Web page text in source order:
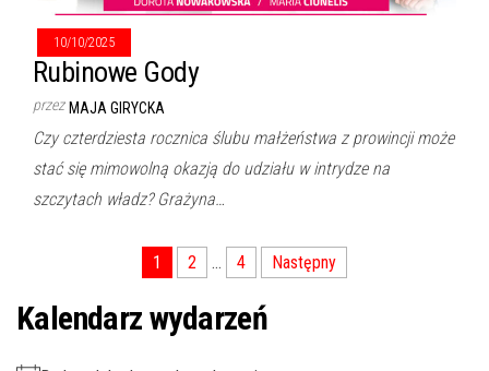
10/10/2025
Rubinowe Gody
przez MAJA GIRYCKA
Czy czterdziesta rocznica ślubu małżeństwa z prowincji może
stać się mimowolną okazją do udziału w intrydze na
szczytach władz? Grażyna…
po
wpisach
1 2 … 4 Następny
Kalendarz wydarzeń